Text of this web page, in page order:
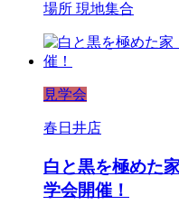
場所 現地集合
見学会
春日井店
白と黒を極めた
学会開催！